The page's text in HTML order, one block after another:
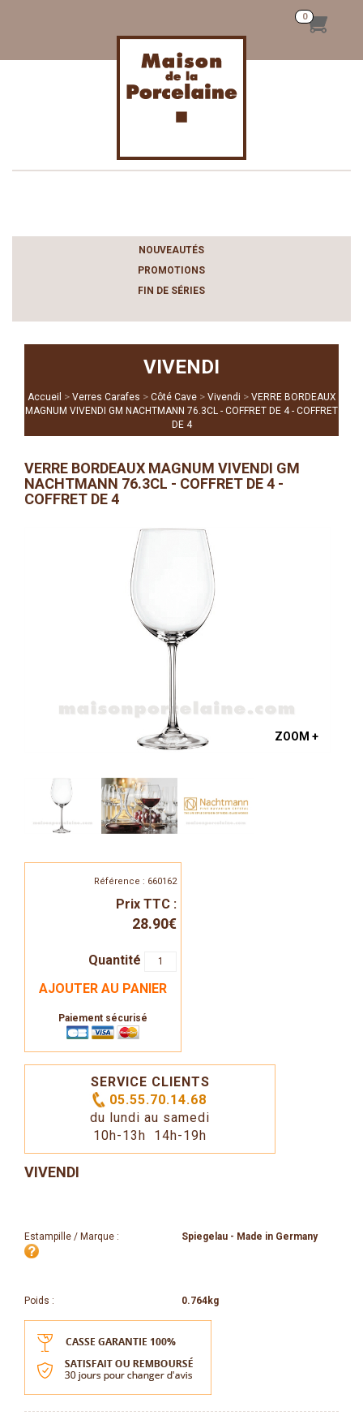
NOUVEAUTÉS
PROMOTIONS
FIN DE SÉRIES
VIVENDI
Accueil > Verres Carafes > Côté Cave > Vivendi > VERRE BORDEAUX
MAGNUM VIVENDI GM NACHTMANN 76.3CL - COFFRET DE 4 - COFFRET
DE 4
VERRE BORDEAUX MAGNUM VIVENDI GM
NACHTMANN 76.3CL - COFFRET DE 4 -
COFFRET DE 4
ZOOM +
Référence : 660162
Prix TTC :
28.90€
Quantité
AJOUTER AU PANIER
Paiement sécurisé
SERVICE CLIENTS
05.55.70.14.68
du lundi au samedi
10h-13h 14h-19h
VIVENDI
Estampille / Marque : Spiegelau - Made in Germany
Poids : 0.764kg